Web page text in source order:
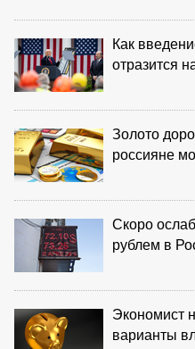
Как
отразится
Золото
россияне
Скоро
рублем в
Экономист
варианты